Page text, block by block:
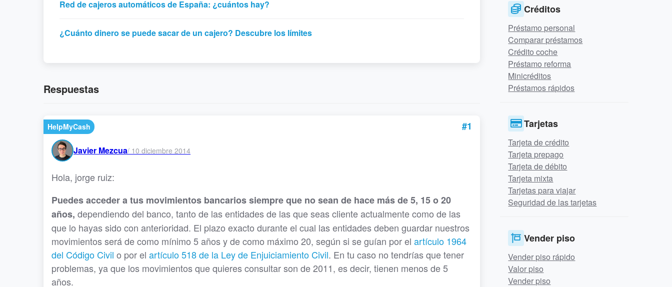
Red de cajeros automáticos de España: ¿cuántos hay?
¿Cuánto dinero se puede sacar de un cajero? Descubre los límites
Respuestas
HelpMyCash #1
Javier Mezcua/ 10 diciembre 2014
Hola, jorge ruiz:
Puedes acceder a tus movimientos bancarios siempre que no sean de hace más de 5, 15 o 20
años, dependiendo del banco, tanto de las entidades de las que seas cliente actualmente como de las
que lo hayas sido con anterioridad. El plazo exacto durante el cual las entidades deben guardar nuestros
movimientos será de como mínimo 5 años y de como máximo 20, según si se guían por el artículo 1964
del Código Civil o por el artículo 518 de la Ley de Enjuiciamiento Civil. En tu caso no tendrías que tener
problemas, ya que los movimientos que quieres consultar son de 2011, es decir, tienen menos de 5
años.
Créditos
Préstamo personal
Comparar préstamos
Crédito coche
Préstamo reforma
Minicréditos
Préstamos rápidos
Tarjetas
Tarjeta de crédito
Tarjeta prepago
Tarjeta de débito
Tarjeta mixta
Tarjetas para viajar
Seguridad de las tarjetas
Vender piso
Vender piso rápido
Valor piso
Vender piso